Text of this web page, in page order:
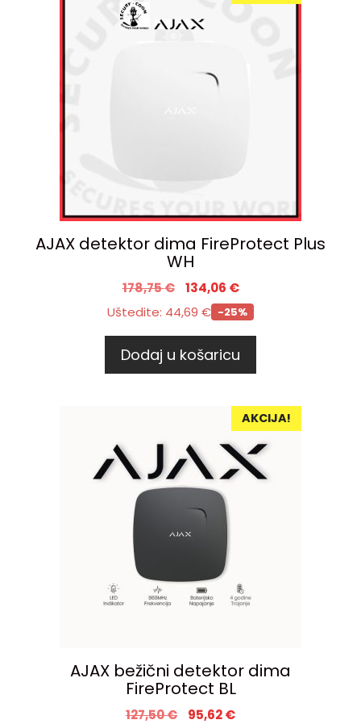
AJAX detektor dima FireProtect Plus
WH
178,75€ 134,06 €
Uštedite: 44,69 € -25%
Dodaj u košaricu
AKCIJA!
AJAX bežični detektor dima
FireProtect BL
127,50€ 95,62€